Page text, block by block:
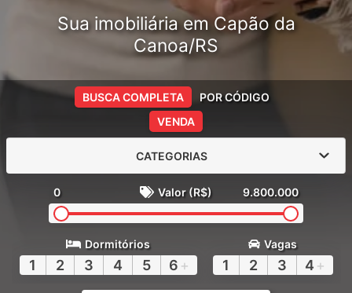
Sua imobiliária em Capão da
Canoa/RS
VENDA
BUSCA COMPLETA POR CÓDIGO
CATEGORIAS
0 Valor (R$) 9.800.000
Dormitórios
1 2 3 4 5 6 +
Vagas
1 2 3 4 +